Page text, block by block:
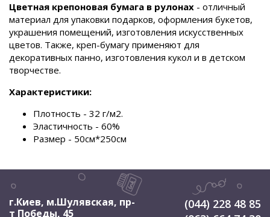
Цветная крепоновая бумага в рулонах - отличный
материал для упаковки подарков, оформления букетов,
украшения помещений, изготовления искусственных
цветов. Также, креп-бумагу применяют для
декоративных панно, изготовления кукол и в детском
творчестве.
Характеристики:
Плотность - 32 г/м2.
Эластичность - 60%
Размер - 50см*250см
г.Киев, м.Шулявская, пр-
т Победы, 45
(044) 228 48 85